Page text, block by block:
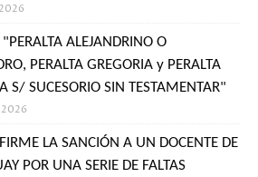
"PERALTA ALEJANDRINO O
PERALTA GREGORIA y PERALTA
S/ SUCESORIO SIN TESTAMENTAR"
LA SANCIÓN A UN DOCENTE DE
POR UNA SERIE DE FALTAS